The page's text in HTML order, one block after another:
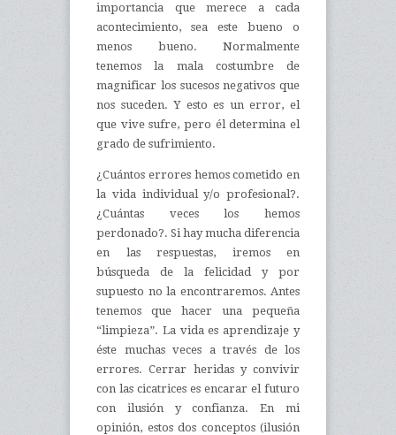
importancia que merece a cada
acontecimiento, sea este bueno o
menos bueno. Normalmente
tenemos la mala costumbre de
magnificar los sucesos negativos que
nos suceden. Y esto es un error, el
que vive sufre, pero él determina el
grado de sufrimiento.
¿Cuántos errores hemos cometido en
la vida individual y/o profesional?.
¿Cuántas veces los hemos
perdonado?. Si hay mucha diferencia
en las respuestas, iremos en
búsqueda de la felicidad y por
supuesto no la encontraremos. Antes
tenemos que hacer una pequeña
“limpieza”. La vida es aprendizaje y
éste muchas veces a través de los
errores. Cerrar heridas y convivir
con las cicatrices es encarar el futuro
con ilusión y confianza. En mi
opinión, estos dos conceptos (ilusión